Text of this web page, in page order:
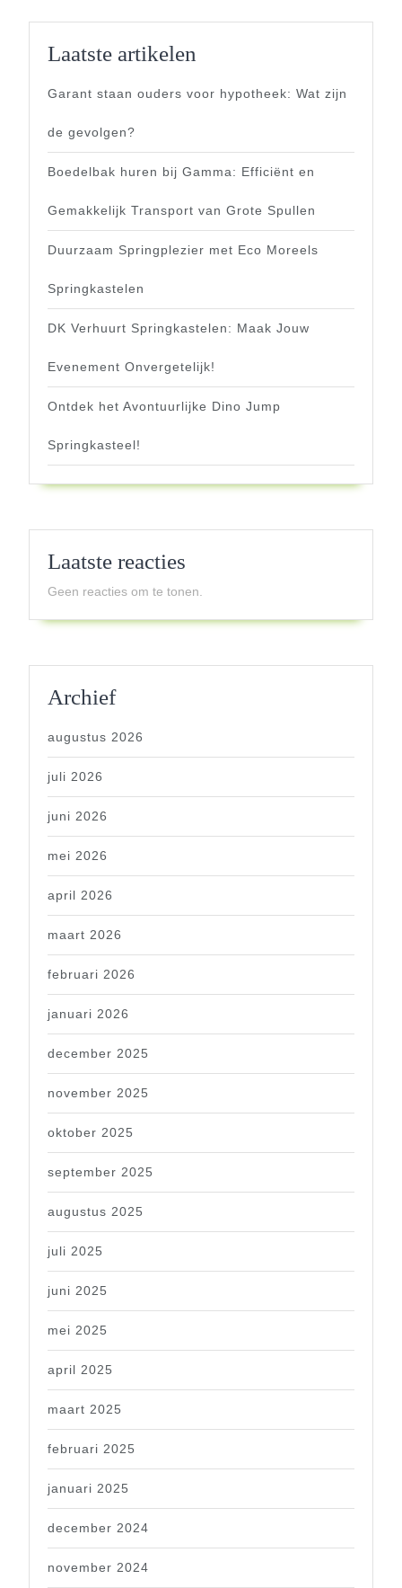
Laatste artikelen
Garant staan ouders voor hypotheek: Wat zijn
de gevolgen?
Boedelbak huren bij Gamma: Efficiënt en
Gemakkelijk Transport van Grote Spullen
Duurzaam Springplezier met Eco Moreels
Springkastelen
DK Verhuurt Springkastelen: Maak Jouw
Evenement Onvergetelijk!
Ontdek het Avontuurlijke Dino Jump
Springkasteel!
Laatste reacties
Geen reacties om te tonen.
Archief
augustus 2026
juli 2026
juni 2026
mei 2026
april 2026
maart 2026
februari 2026
januari 2026
december 2025
november 2025
oktober 2025
september 2025
augustus 2025
juli 2025
juni 2025
mei 2025
april 2025
maart 2025
februari 2025
januari 2025
december 2024
november 2024